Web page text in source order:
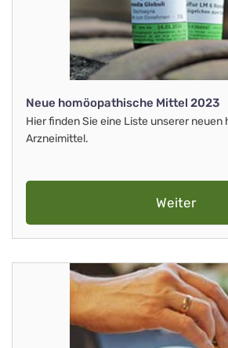
Neue homöopathische Mittel 2023
Hier finden Sie eine Liste unserer
Arzneimittel.
Weiter